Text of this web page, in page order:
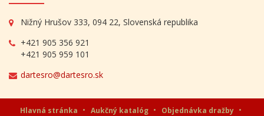
Nižný Hrušov 333, 094 22, Slovenská republika
+421 905 356 921
+421 905 959 101
dartesro@dartesro.sk
Hlavná stránka Aukčný katalóg
Objednávka dražby